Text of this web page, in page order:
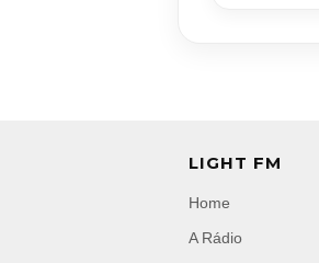
LIGHT FM
Home
A Rádio